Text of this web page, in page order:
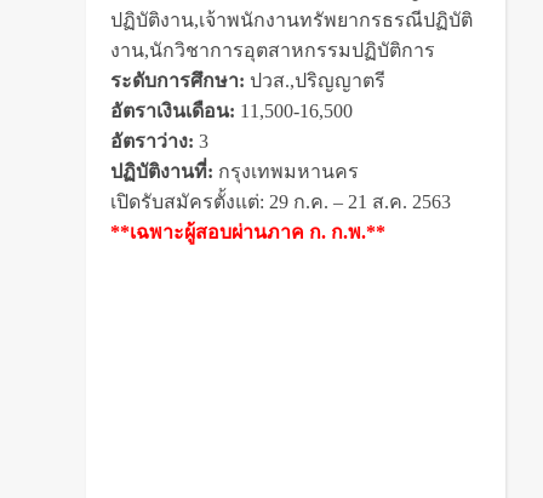
ปฏิบัติงาน,เจ้าพนักงานทรัพยากรธรณีปฏิบัติ
งาน,นักวิชาการอุตสาหกรรมปฏิบัติการ
ระดับการศึกษา: ปวส.,ปริญญาตรี
อัตราเงินเดือน: 11,500-16,500
อัตราว่าง: 3
ปฏิบัติงานที่: กรุงเทพมหานคร
เปิดรับสมัครตั้งแต่: 29 ก.ค. – 21 ส.ค. 2563
**เฉพาะผู้สอบผ่านภาค ก. ก.พ.**